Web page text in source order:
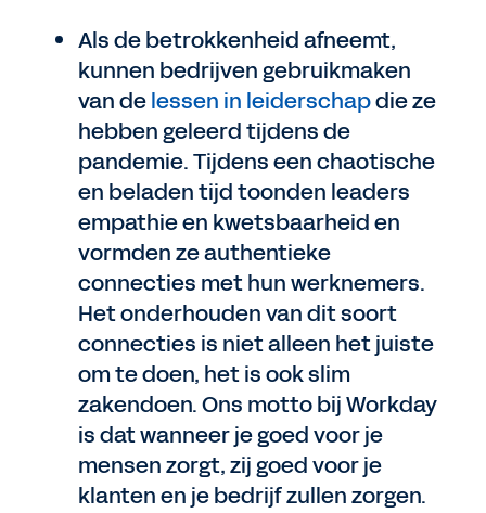
Als de betrokkenheid afneemt,
kunnen bedrijven gebruikmaken
van delessen in leiderschapdie ze
hebben geleerd tijdens de
pandemie. Tijdens een chaotische
en beladen tijd toonden leaders
empathie en kwetsbaarheid en
vormden ze authentieke
connecties met hun werknemers.
Het onderhouden van dit soort
connecties is niet alleen het juiste
om te doen, het is ook slim
zakendoen. Ons motto bij Workday
is dat wanneer je goed voor je
mensen zorgt, zij goed voor je
klanten en je bedrijf zullen zorgen.